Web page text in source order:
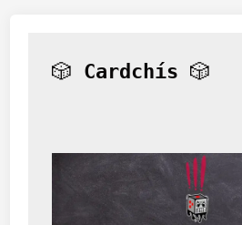
🎲 Cardchís 🎲